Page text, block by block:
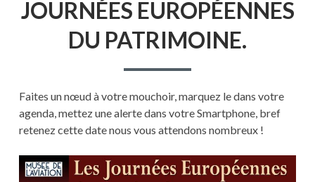
JOURNÉES EUROPÉENNES
DU PATRIMOINE.
Faites un nœud à votre mouchoir, marquez le dans votre
agenda, mettez une alerte dans votre Smartphone, bref
retenez cette date nous vous attendons nombreux !